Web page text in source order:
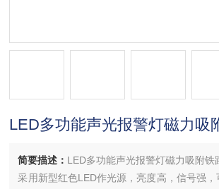
LED多功能声光报警灯磁力吸
简要描述： LED多功能声光报警灯磁力吸附铁
采用新型红色LED作光源，亮度高，信号强